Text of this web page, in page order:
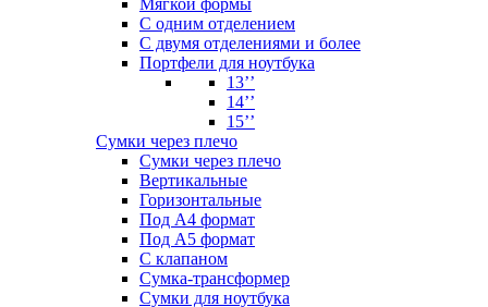
Мягкой формы
С одним отделением
С двумя отделениями и более
Портфели для ноутбука
13’’
14’’
15’’
Сумки через плечо
Сумки через плечо
Вертикальные
Горизонтальные
Под А4 формат
Под А5 формат
С клапаном
Сумка-трансформер
Сумки для ноутбука